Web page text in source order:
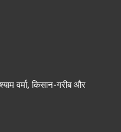
वर्मा, किसान-गरीब और